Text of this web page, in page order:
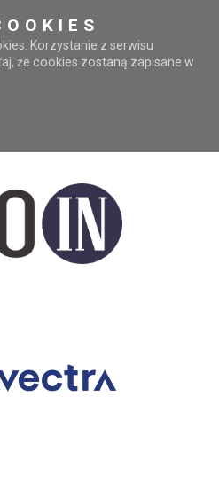
Korzystanie z serwisu
że cookies zostaną zapisane w